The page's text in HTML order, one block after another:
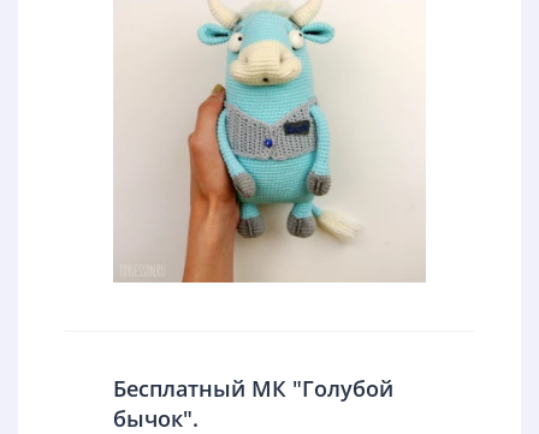
Бесплатный МК "Голубой
бычок".